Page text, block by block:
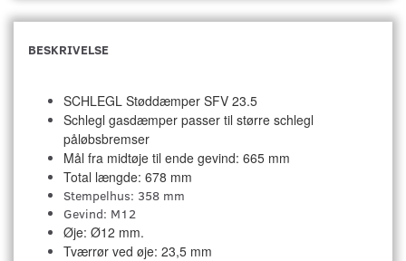
BESKRIVELSE
SCHLEGL Støddæmper SFV 23.5
Schlegl gasdæmper passer til større schlegl
påløbsbremser
Mål fra midtøje til ende gevind: 665 mm
Total længde: 678 mm
Stempelhus: 358 mm
Gevind: M12
Øje: Ø12 mm.
Tværrør ved øje: 23,5 mm